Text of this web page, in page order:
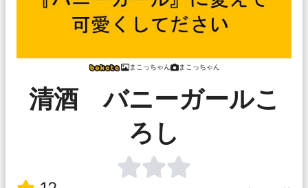
まこっちゃん まこっちゃん
清酒 バニーガールこ
ろし